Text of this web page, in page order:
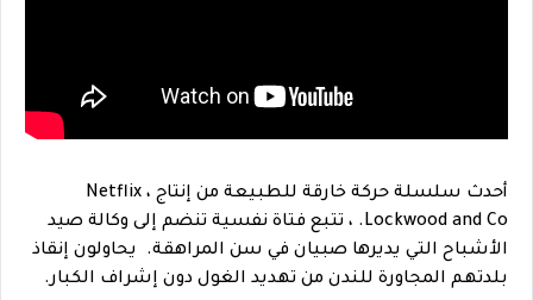
أحدث سلسلة حركة خارقة للطبيعة من إنتاج Netflix ،
Lockwood and Co. ، تتبع فتاة نفسية تنضم إلى وكالة صيد
الأشباح التي يديرها صبيان في سن المراهقة. يحاولون إنقاذ
بلدتهم المجاورة للندن من تهديد الغول دون إشراف الكبار.